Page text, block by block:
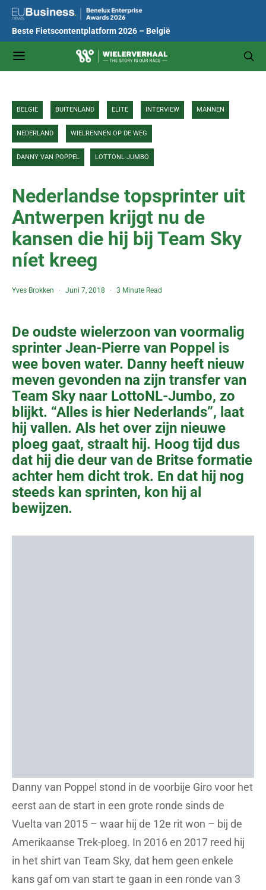
Beste Fietscontentplatform 2026 – België
BELGIË BUITENLAND ELITE INTERVIEW MANNEN
NEDERLAND WIELRENNEN OP DE WEG
DANNY VAN POPPEL LOTTONL-JUMBO
Nederlandse topsprinter uit
Antwerpen krijgt nu de
kansen die hij bij Team Sky
níet kreeg
Yves Brokken Juni 7, 2018 3 Minute Read
De oudste wielerzoon van voormalig
sprinter Jean-Pierre van Poppel is
wee boven water. Danny heeft nieuw
meven gevonden na zijn transfer van
Team Sky naar LottoNL-Jumbo, zo
blijkt. “Alles is hier Nederlands”, laat
hij vallen. Als het over zijn nieuwe
ploeg gaat, straalt hij. Hoog tijd dus
dat hij die deur van de Britse formatie
achter hem dicht trok. En dat hij nog
steeds kan sprinten, kon hij al
bewijzen.
Danny van Poppel stond in de voorbije Giro voor het
eerst aan de start in een grote ronde sinds de
Vuelta van 2015 – waar hij de 12e rit won – bij de
Amerikaanse Trek-ploeg. In 2016 en 2017 reed hij
in het shirt van Team Sky, dat hem geen enkele
kans gaf om van start te gaan in een ronde van 3